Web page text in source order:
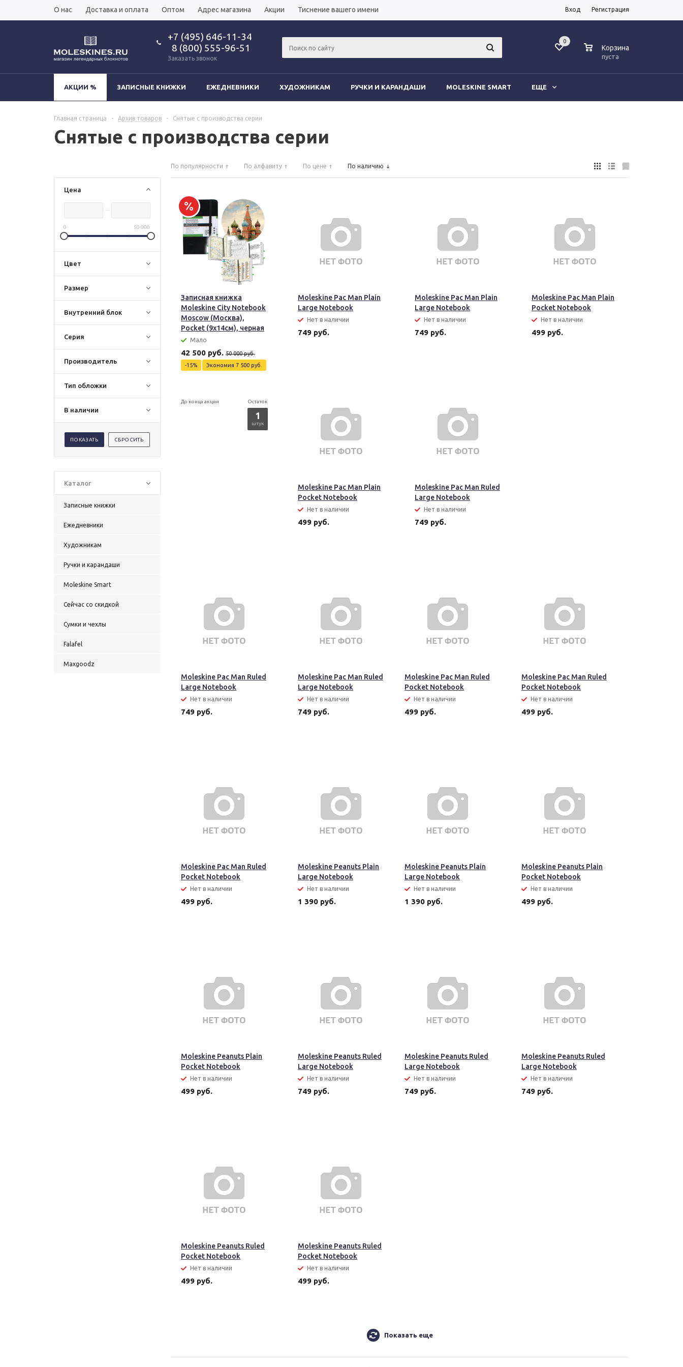
О нас Доставка и оплата Оптом Адрес магазина Акции Тиснение вашего имени Вход Регистрация
+7 (495) 646-11-34
8 (800) 555-96-51
Заказать звонок
0
Корзина
пуста
АКЦИИ % ЗАПИСНЫЕ КНИЖКИ ЕЖЕДНЕВНИКИ ХУДОЖНИКАМ РУЧКИ И КАРАНДАШИ MOLESKINE SMART ЕЩЕ
Главная страница - Архив товаров - Снятые с производства серии
Снятые с производства серии
Цена
0 50 000
Цвет
Размер
Внутренний блок
Серия
Производитель
Тип обложки
В наличии
Каталог
Записные книжки
Ежедневники
Художникам
Ручки и карандаши
Moleskine Smart
Сейчас со скидкой
Сумки и чехлы
Falafel
Maxgoodz
По популярности По алфавиту По цене По наличию
Записная книжка
Moleskine City Notebook
Moscow (Москва),
Pocket (9х14см), черная
Мало
42 500 руб. 50 000 руб.
-15%
Экономия 7 500 руб.
До конца акции Остаток
1
штук
Moleskine Pac Man Plain
Large Notebook
Нет в наличии
749 руб.
Moleskine Pac Man Plain
Large Notebook
Нет в наличии
749 руб.
Moleskine Pac Man Plain
Pocket Notebook
Нет в наличии
499 руб.
Moleskine Pac Man Plain
Pocket Notebook
Нет в наличии
499 руб.
Moleskine Pac Man Ruled
Large Notebook
Нет в наличии
749 руб.
Moleskine Pac Man Ruled
Large Notebook
Нет в наличии
749 руб.
Moleskine Pac Man Ruled
Large Notebook
Нет в наличии
749 руб.
Moleskine Pac Man Ruled
Pocket Notebook
Нет в наличии
499 руб.
Moleskine Pac Man Ruled
Pocket Notebook
Нет в наличии
499 руб.
Moleskine Pac Man Ruled
Pocket Notebook
Нет в наличии
499 руб.
Moleskine Peanuts Plain
Large Notebook
Нет в наличии
1 390 руб.
Moleskine Peanuts Plain
Large Notebook
Нет в наличии
1 390 руб.
Moleskine Peanuts Plain
Pocket Notebook
Нет в наличии
499 руб.
Moleskine Peanuts Plain
Pocket Notebook
Нет в наличии
499 руб.
Moleskine Peanuts Ruled
Large Notebook
Нет в наличии
749 руб.
Moleskine Peanuts Ruled
Large Notebook
Нет в наличии
749 руб.
Moleskine Peanuts Ruled
Large Notebook
Нет в наличии
749 руб.
Moleskine Peanuts Ruled
Pocket Notebook
Нет в наличии
499 руб.
Moleskine Peanuts Ruled
Pocket Notebook
Нет в наличии
499 руб.
Показать еще